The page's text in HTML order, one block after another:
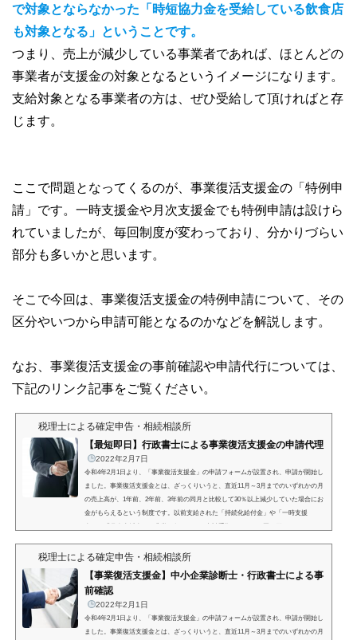
で対象とならなかった「時短協力金を受給している飲食店
も対象となる」ということです。
つまり、売上が減少している事業者であれば、ほとんどの
事業者が支援金の対象となるというイメージになります。
支給対象となる事業者の方は、ぜひ受給して頂ければと存
じます。
ここで問題となってくるのが、事業復活支援金の「特例申
請」です。一時支援金や月次支援金でも特例申請は設けら
れていましたが、毎回制度が変わっており、分かりづらい
部分も多いかと思います。
そこで今回は、事業復活支援金の特例申請について、その
区分やいつから申請可能となるのかなどを解説します。
なお、事業復活支援金の事前確認や申請代行については、
下記のリンク記事をご覧ください。
税理士による確定申告・相続相談所
【最短即日】行政書士による事業復活支援金の申請代理
2022年2月7日
令和4年2月1日より、「事業復活支援金」の申請フォームが設置され、申請が開始し
ました。事業復活支援金とは、ざっくりいうと、直近11月～3月までのいずれかの月
の売上高が、1年前、2年前、3年前の同月と比較して30％以上減少していた場合にお
金がもらえるという制度です。以前支給された「持続化給付金」や「一時支援
と事業者の皆様には一刻も早い申請が重要であると存じ上...
税理士による確定申告・相続相談所
【事業復活支援金】中小企業診断士・行政書士による事
前確認
2022年2月1日
令和4年2月1日より、「事業復活支援金」の申請フォームが設置され、申請が開始し
ました。事業復活支援金とは、ざっくりいうと、直近11月～3月までのいずれかの月